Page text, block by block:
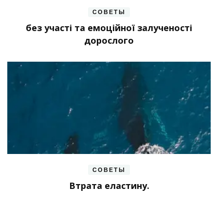
СОВЕТЫ
без участі та емоційної залученості
дорослого
СОВЕТЫ
Втрата еластину.